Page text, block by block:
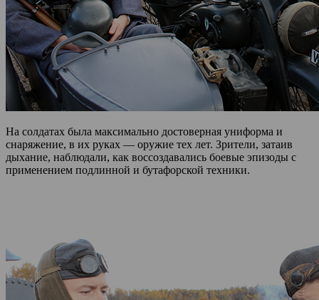
На солдатах была максимально достоверная униформа и
снаряжение, в их руках — оружие тех лет. Зрители, затаив
дыхание, наблюдали, как воссоздавались боевые эпизоды с
применением подлинной и бутафорской техники.